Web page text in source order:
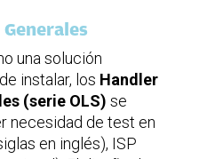
Elementos Finitos (FEA
de las sondas de
de los fixtures
el análisis individual
de paneles)
compuesto por pernos
misma placa que las
una solución
instalar, los Handler
(serie OLS) se
necesidad de test en
en inglés), ISP